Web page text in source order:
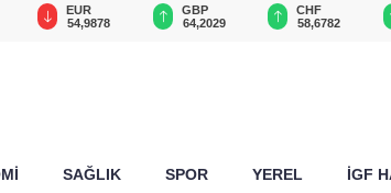
EUR
54,9878
GBP
64,2029
CHF
58,6782
SAĞLIK SPOR YEREL İGF